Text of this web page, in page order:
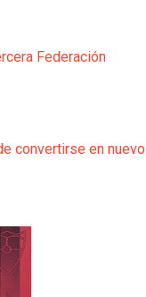
Federación
convertirse en nuevo